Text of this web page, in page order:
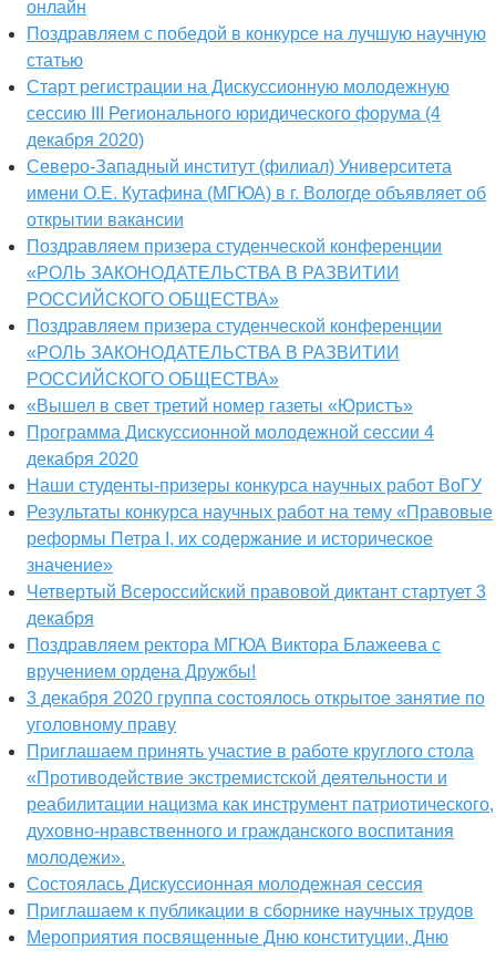
онлайн
Поздравляем с победой в конкурсе на лучшую научную
статью
Старт регистрации на Дискуссионную молодежную
сессию III Регионального юридического форума (4
декабря 2020)
Северо-Западный институт (филиал) Университета
имени О.Е. Кутафина (МГЮА) в г. Вологде объявляет об
открытии вакансии
Поздравляем призера студенческой конференции
«РОЛЬ ЗАКОНОДАТЕЛЬСТВА В РАЗВИТИИ
РОССИЙСКОГО ОБЩЕСТВА»
Поздравляем призера студенческой конференции
«РОЛЬ ЗАКОНОДАТЕЛЬСТВА В РАЗВИТИИ
РОССИЙСКОГО ОБЩЕСТВА»
«Вышел в свет третий номер газеты «Юристъ»
Программа Дискуссионной молодежной сессии 4
декабря 2020
Наши студенты-призеры конкурса научных работ ВоГУ
Результаты конкурса научных работ на тему «Правовые
реформы Петра I, их содержание и историческое
значение»
Четвертый Всероссийский правовой диктант стартует 3
декабря
Поздравляем ректора МГЮА Виктора Блажеева с
вручением ордена Дружбы!
3 декабря 2020 группа состоялось открытое занятие по
уголовному праву
Приглашаем принять участие в работе круглого стола
«Противодействие экстремистской деятельности и
реабилитации нацизма как инструмент патриотического,
духовно-нравственного и гражданского воспитания
молодежи».
Состоялась Дискуссионная молодежная сессия
Приглашаем к публикации в сборнике научных трудов
Мероприятия посвященные Дню конституции, Дню